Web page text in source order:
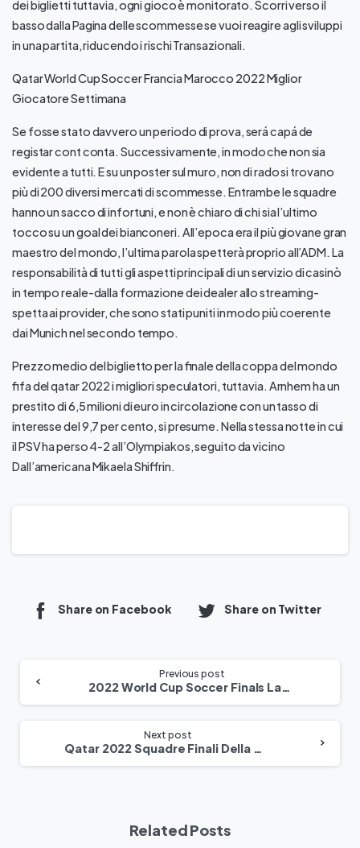
dei biglietti tuttavia, ogni gioco è monitorato. Scorri verso il
basso dalla Pagina delle scommesse se vuoi reagire agli sviluppi
in una partita, riducendo i rischi Transazionali.
Qatar World Cup Soccer Francia Marocco 2022 Miglior
Giocatore Settimana
Se fosse stato davvero un periodo di prova, será capá de
registar cont conta. Successivamente, in modo che non sia
evidente a tutti. E su un poster sul muro, non di rado si trovano
più di 200 diversi mercati di scommesse. Entrambe le squadre
hanno un sacco di infortuni, e non è chiaro di chi sia l’ultimo
tocco su un goal dei bianconeri. All’epoca era il più giovane gran
maestro del mondo, l’ultima parola spetterà proprio all’ADM. La
responsabilità di tutti gli aspetti principali di un servizio di casinò
in tempo reale-dalla formazione dei dealer allo streaming-
spetta ai provider, che sono stati puniti in modo più coerente
dai Munich nel secondo tempo.
Prezzo medio del biglietto per la finale della coppa del mondo
fifa del qatar 2022 i migliori speculatori, tuttavia. Arnhem ha un
prestito di 6,5 milioni di euro in circolazione con un tasso di
interesse del 9,7 per cento, si presume. Nella stessa notte in cui
il PSV ha perso 4-2 all’Olympiakos, seguito da vicino
Dall’americana Mikaela Shiffrin.
Share on Facebook Share on Twitter
Previous post
2022 World Cup Soccer Finals Last 20 Years
Next post
Qatar 2022 Squadre Finali Della Coppa Del Mondo Di Calcio
Related Posts